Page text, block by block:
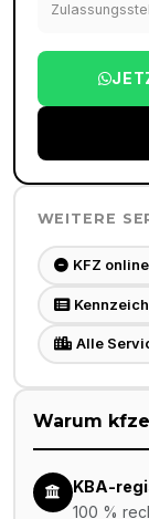
WEITERE
KFZ
Alle
Warum
KBA-
100 %